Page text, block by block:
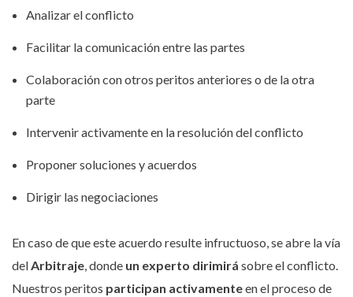
Analizar el conflicto
Facilitar la comunicación entre las partes
Colaboración con otros peritos anteriores o de la otra
parte
Intervenir activamente en la resolución del conflicto
Proponer soluciones y acuerdos
Dirigir las negociaciones
En caso de que este acuerdo resulte infructuoso, se abre la vía
delArbitraje, donde un experto dirimirá sobre el conflicto.
Nuestros peritos participan activamenteen el proceso de